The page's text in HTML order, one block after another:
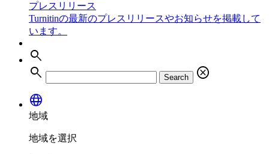
プレスリリース
Turnitinの最新のプレスリリースやお知らせを掲載して
います。
search
search
Search
cancel
language
地域
地域を選択